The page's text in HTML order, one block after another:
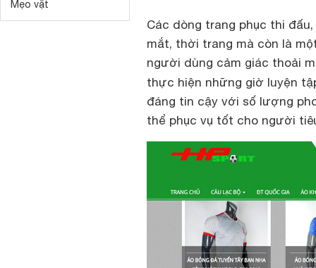
Mẹo vặt
Các dòng trang phục thi
mắt, thời trang mà còn là
người dùng cảm giác thoải
thực hiện những giờ luyện
đáng tin cậy với số lượng
thể phục vụ tốt cho người